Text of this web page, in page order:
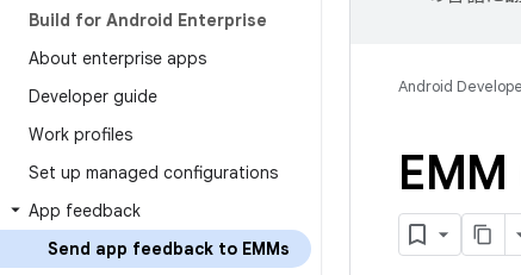
Build for Android Enterprise
About enterprise apps
Developer guide
Work profiles
Set up managed configurations
App feedback
Send app feedback to EMMs
Android